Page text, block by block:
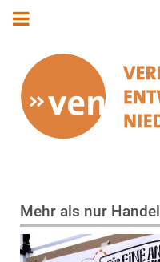
Mehr als nur Handel